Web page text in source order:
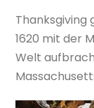
Thanksgiving
1620 mit der
Welt